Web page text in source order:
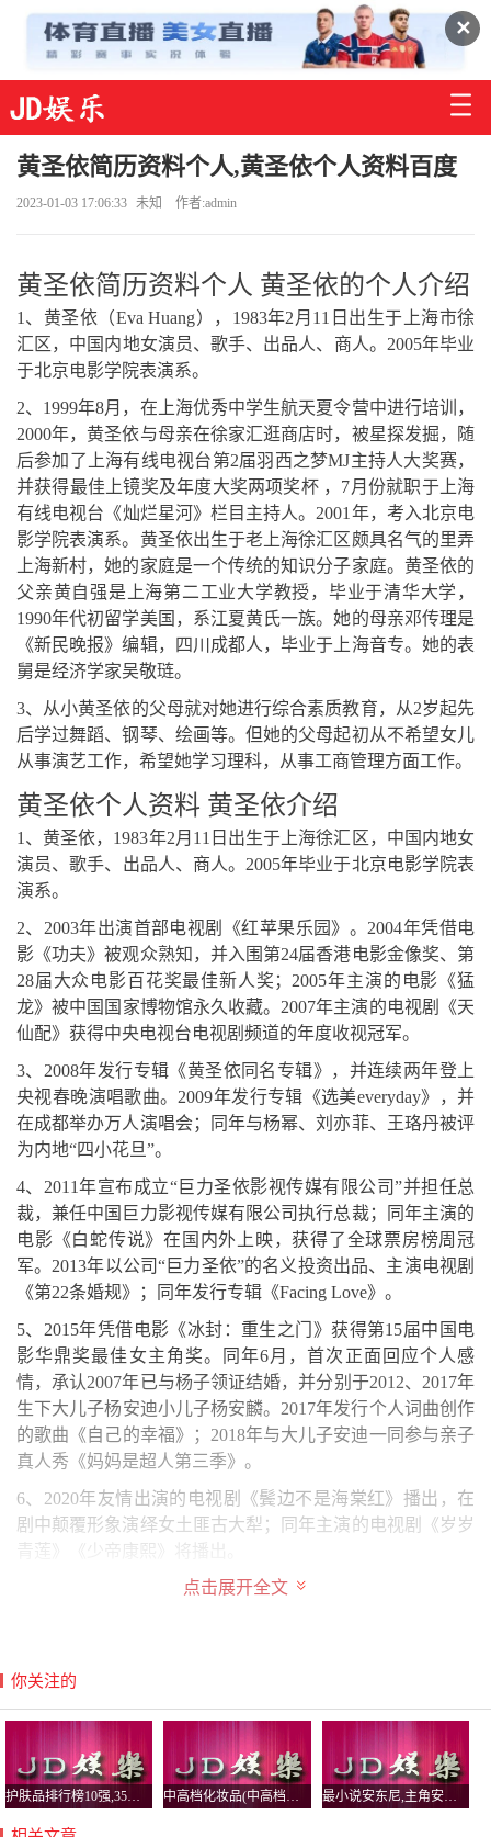
✕
黄圣依简历资料个人,黄圣依个人资料百度
2023-01-03 17:06:33 未知 作者:admin
黄圣依简历资料个人 黄圣依的个人介绍
1、黄圣依（Eva Huang），1983年2月11日出生于上海市徐
汇区，中国内地女演员、歌手、出品人、商人。2005年毕业
于北京电影学院表演系。
2、1999年8月，在上海优秀中学生航天夏令营中进行培训，
2000年，黄圣依与母亲在徐家汇逛商店时，被星探发掘，随
后参加了上海有线电视台第2届羽西之梦MJ主持人大奖赛，
并获得最佳上镜奖及年度大奖两项奖杯 ，7月份就职于上海
有线电视台《灿烂星河》栏目主持人。2001年，考入北京电
影学院表演系。黄圣依出生于老上海徐汇区颇具名气的里弄
上海新村，她的家庭是一个传统的知识分子家庭。黄圣依的
父亲黄自强是上海第二工业大学教授，毕业于清华大学，
1990年代初留学美国，系江夏黄氏一族。她的母亲邓传理是
《新民晚报》编辑，四川成都人，毕业于上海音专。她的表
舅是经济学家吴敬琏。
3、从小黄圣依的父母就对她进行综合素质教育，从2岁起先
后学过舞蹈、钢琴、绘画等。但她的父母起初从不希望女儿
从事演艺工作，希望她学习理科，从事工商管理方面工作。
黄圣依个人资料 黄圣依介绍
1、黄圣依，1983年2月11日出生于上海徐汇区，中国内地女
演员、歌手、出品人、商人。2005年毕业于北京电影学院表
演系。
2、2003年出演首部电视剧《红苹果乐园》。2004年凭借电
影《功夫》被观众熟知，并入围第24届香港电影金像奖、第
28届大众电影百花奖最佳新人奖；2005年主演的电影《猛
龙》被中国国家博物馆永久收藏。2007年主演的电视剧《天
仙配》获得中央电视台电视剧频道的年度收视冠军。
3、2008年发行专辑《黄圣依同名专辑》，并连续两年登上
央视春晚演唱歌曲。2009年发行专辑《选美everyday》，并
在成都举办万人演唱会；同年与杨幂、刘亦菲、王珞丹被评
为内地“四小花旦”。
4、2011年宣布成立“巨力圣依影视传媒有限公司”并担任总
裁，兼任中国巨力影视传媒有限公司执行总裁；同年主演的
电影《白蛇传说》在国内外上映，获得了全球票房榜周冠
军。2013年以公司“巨力圣依”的名义投资出品、主演电视剧
《第22条婚规》；同年发行专辑《Facing Love》。
5、2015年凭借电影《冰封：重生之门》获得第15届中国电
影华鼎奖最佳女主角奖。同年6月，首次正面回应个人感
情，承认2007年已与杨子领证结婚，并分别于2012、2017年
生下大儿子杨安迪小儿子杨安麟。2017年发行个人词曲创作
的歌曲《自己的幸福》；2018年与大儿子安迪一同参与亲子
真人秀《妈妈是超人第三季》。
6、2020年友情出演的电视剧《鬓边不是海棠红》播出，在
剧中颠覆形象演绎女土匪古大犁；同年主演的电视剧《岁岁
青莲》《少帝康熙》将播出。
黄圣依星座是什么，黄圣依资料
制片人、商人。
中文名：黄圣依
外文名：Eva Huang
点击展开全文
你关注的
最小说安东尼,主角安东小说